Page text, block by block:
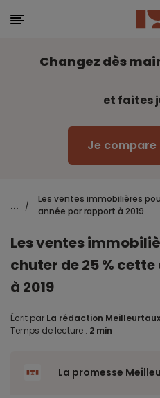
Changez dès
et faites
Je compare
... /
Les ventes immobilières
année par rapport à 2019
Les ventes
chuter de 25 %
à 2019
Écrit par La rédaction Meilleurtaux
Temps de lecture : 2 min
La promesse